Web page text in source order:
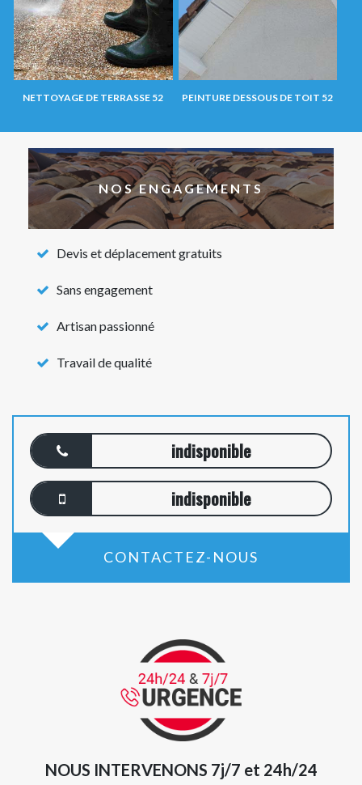
NETTOYAGE DE TERRASSE 52 PEINTURE DESSOUS DE TOIT 52
NOS ENGAGEMENTS
Devis et déplacement gratuits
Sans engagement
Artisan passionné
Travail de qualité
indisponible
indisponible
CONTACTEZ-NOUS
NOUS INTERVENONS 7j/7 et 24h/24